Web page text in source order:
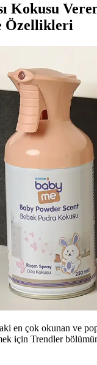
Kokusu
Özellikleri
en çok okunan ve
için Trendler